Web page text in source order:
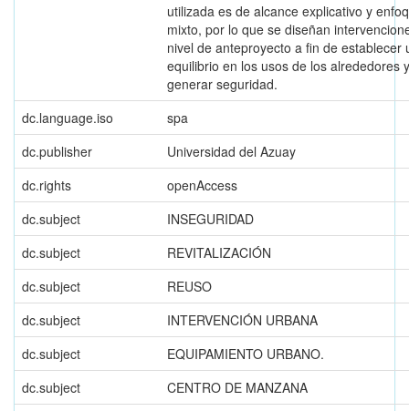
utilizada es de alcance explicativo y
mixto, por lo que se diseñan
nivel de anteproyecto a fin de establecer
equilibrio en los usos de los alrededores y
generar seguridad.
dc.language.iso
spa
dc.publisher
Universidad del Azuay
dc.rights
openAccess
dc.subject
INSEGURIDAD
dc.subject
REVITALIZACIÓN
dc.subject
REUSO
dc.subject
INTERVENCIÓN URBANA
dc.subject
EQUIPAMIENTO URBANO.
dc.subject
CENTRO DE MANZANA